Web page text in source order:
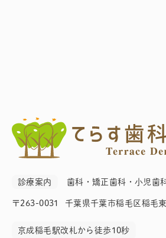
診療案内 歯科・矯正歯科・小児歯
〒263-0031 千葉県千葉市稲毛区稲毛
京成稲毛駅改札から徒歩10秒